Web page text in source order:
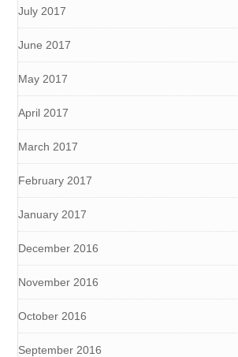
July 2017
June 2017
May 2017
April 2017
March 2017
February 2017
January 2017
December 2016
November 2016
October 2016
September 2016